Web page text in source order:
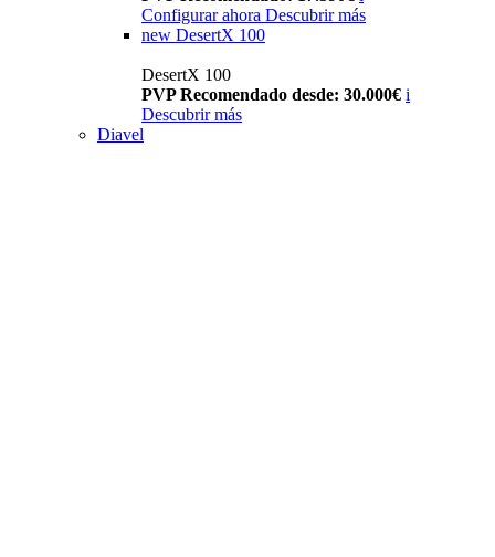
Configurar ahora Descubrir más
new DesertX 100
DesertX 100
PVP Recomendado desde: 30.000€ i
Descubrir más
Diavel